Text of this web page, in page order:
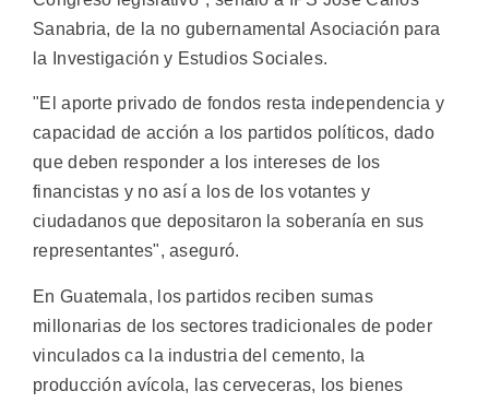
Sanabria, de la no gubernamental Asociación para
la Investigación y Estudios Sociales.
"El aporte privado de fondos resta independencia y
capacidad de acción a los partidos políticos, dado
que deben responder a los intereses de los
financistas y no así a los de los votantes y
ciudadanos que depositaron la soberanía en sus
representantes", aseguró.
En Guatemala, los partidos reciben sumas
millonarias de los sectores tradicionales de poder
vinculados ca la industria del cemento, la
producción avícola, las cerveceras, los bienes